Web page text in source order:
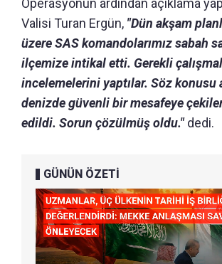
Operasyonun ardından açıklama
Valisi Turan Ergün, "Dün akşam
üzere SAS komandolarımız sabah
ilçemize intikal etti. Gerekli
incelemelerini yaptılar. Söz konusu
denizde güvenli bir mesafeye
edildi. Sorun çözülmüş oldu."dedi.
GÜNÜN ÖZETİ